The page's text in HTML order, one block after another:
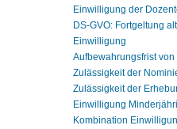
Einwilligung der
DS-GVO: Fortgeltung
Einwilligung
Aufbewahrungsfrist
Zulässigkeit der
Zulässigkeit der
Einwilligung
Kombination